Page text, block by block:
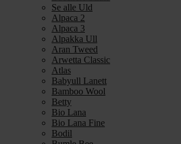
Se alle Uld
Alpaca 2
Alpaca 3
Alpakka Ull
Aran Tweed
Arwetta Classic
Atlas
Babyull Lanett
Bamboo Wool
Betty
Bio Lana
Bio Lana Fine
Bodil